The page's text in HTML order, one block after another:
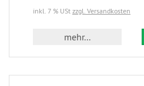
inkl. 7 % USt zzgl. Versandkosten
mehr...